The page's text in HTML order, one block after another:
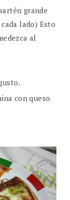
grande
lado) Esto
al
con queso